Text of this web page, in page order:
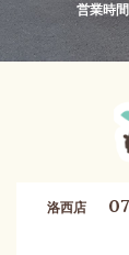
営業時
洛西店